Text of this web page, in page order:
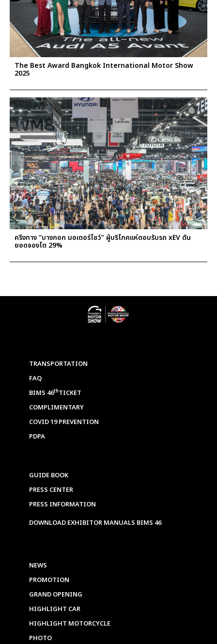
The Best Award Bangkok International Motor Show
2025
ครึ่งทาง “บางกอก มอเตอร์โชว์” ผู้บริโภคแห่ตอบรับรถ xEV ดัน
ยอดจองโต 29%
TRANSPORTATION
FAQ
BIMS 46thTICKET
COMPLIMENTARY
COVID 19 PREVENTION
PDPA
GUIDE BOOK
PRESS CENTER
PRESS INFORMATION
DOWNLOAD EXHIBITOR MANUALS BIMS 46
NEWS
PROMOTION
GRAND OPENING
HIGHLIGHT CAR
HIGHLIGHT MOTORCYCLE
PHOTO